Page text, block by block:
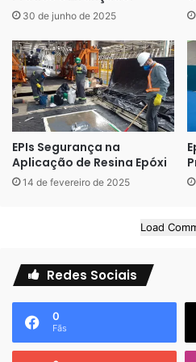
30 de junho de 2025
EPIs Segurança na
Aplicação de Resina Epóxi
14 de fevereiro de 2025
Load
Redes Sociais
0
Fãs